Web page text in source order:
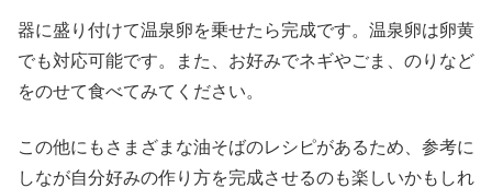
器に盛り付けて温泉卵を乗せたら完成です。温泉卵は卵黄
でも対応可能です。また、お好みでネギやごま、のりなど
をのせて食べてみてください。
この他にもさまざまな油そばのレシピがあるため、参考に
しなが自分好みの作り方を完成させるのも楽しいかもしれ